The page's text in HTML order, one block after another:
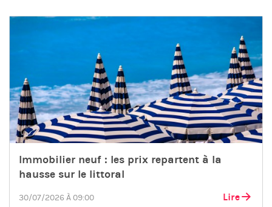
Immobilier neuf : les prix repartent à la
hausse sur le littoral
30/07/2026 À 09:00 Lire